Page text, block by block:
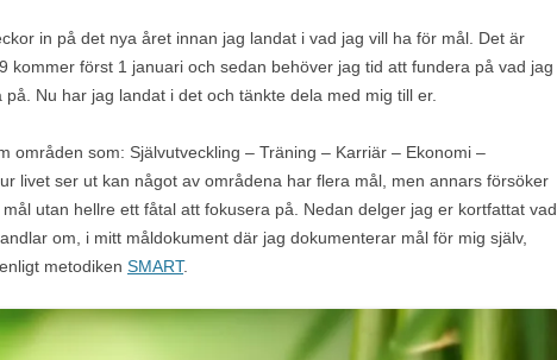
in på det nya året innan jag landat i vad jag vill ha för mål. Det är
kommer först 1 januari och sedan behöver jag tid att fundera på vad jag
Nu har jag landat i det och tänkte dela med mig till er.
områden som: Självutveckling – Träning – Karriär – Ekonomi –
livet ser ut kan något av områdena har flera mål, men annars försöker
utan hellre ett fåtal att fokusera på. Nedan delger jag er kortfattat vad
om, i mitt måldokument där jag dokumenterar mål för mig själv,
metodiken SMART.